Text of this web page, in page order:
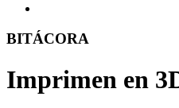
BITÁCORA
Imprimen en